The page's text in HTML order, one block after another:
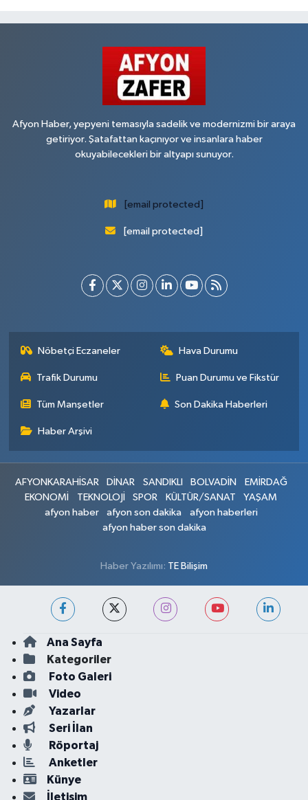
Afyon Haber, yepyeni temasıyla sadelik ve modernizmi bir araya
getiriyor. Şatafattan kaçınıyor ve insanlara haber
okuyabilecekleri bir altyapı sunuyor.
[email protected]
[email protected]
Nöbetçi Eczaneler Hava Durumu
Trafik Durumu Puan Durumu ve Fikstür
Tüm Manşetler Son Dakika Haberleri
Haber Arşivi
AFYONKARAHİSAR DİNAR SANDIKLI BOLVADİN
EMİRDAĞ
EKONOMİ
TEKNOLOJİ SPOR KÜLTÜR/SANAT
YAŞAM
afyon haber
afyon son dakika
afyon haberleri
afyon haber son dakika
Haber Yazılımı: TE Bilişim
Ana Sayfa
Kategoriler
Foto Galeri
Video
Yazarlar
Seri İlan
Röportaj
Anketler
Künye
İletişim